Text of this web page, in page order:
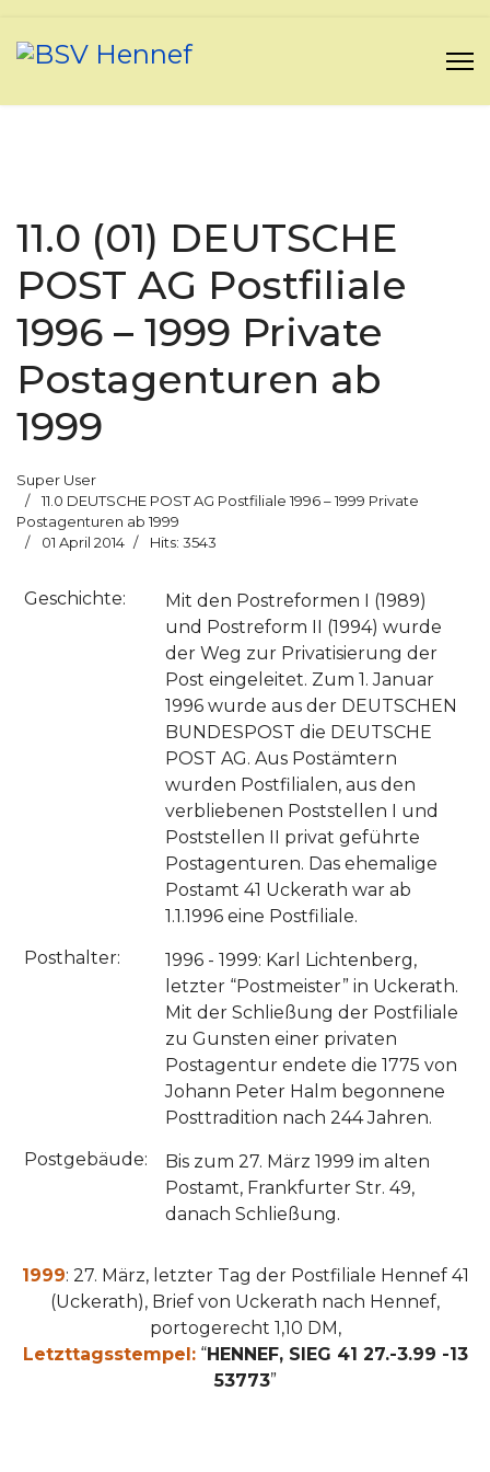
11.0 (01) DEUTSCHE
POST AG Postfiliale
1996 – 1999 Private
Postagenturen ab
1999
Super User
11.0 DEUTSCHE POST AG Postfiliale 1996 – 1999 Private
Postagenturen ab 1999
01 April 2014
Hits: 3543
Geschichte:
Mit den Postreformen I (1989)
und Postreform II (1994) wurde
der Weg zur Privatisierung der
Post eingeleitet. Zum 1. Januar
1996 wurde aus der DEUTSCHEN
BUNDESPOST die DEUTSCHE
POST AG. Aus Postämtern
wurden Postfilialen, aus den
verbliebenen Poststellen I und
Poststellen II privat geführte
Postagenturen. Das ehemalige
Postamt 41 Uckerath war ab
1.1.1996 eine Postfiliale.
Posthalter:
1996 - 1999: Karl Lichtenberg,
letzter “Postmeister” in Uckerath.
Mit der Schließung der Postfiliale
zu Gunsten einer privaten
Postagentur endete die 1775 von
Johann Peter Halm begonnene
Posttradition nach 244 Jahren.
Postgebäude:
Bis zum 27. März 1999 im alten
Postamt, Frankfurter Str. 49,
danach Schließung.
1999: 27. März, letzter Tag der Postfiliale Hennef 41
(Uckerath), Brief von Uckerath nach Hennef,
portogerecht 1,10 DM,
Letzttagsstempel:“HENNEF, SIEG 41 27.-3.99 -13
53773”